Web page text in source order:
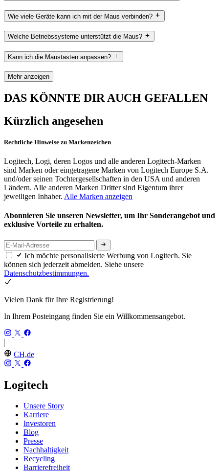
Wie viele Geräte kann ich mit der Maus verbinden?
Welche Betriebssysteme unterstützt die Maus?
Kann ich die Maustasten anpassen?
Mehr anzeigen
DAS KÖNNTE DIR AUCH GEFALLEN
Kürzlich angesehen
Rechtliche Hinweise zu Markenzeichen
Logitech, Logi, deren Logos und alle anderen Logitech-Marken
sind Marken oder eingetragene Marken von Logitech Europe S.A.
und/oder seinen Tochtergesellschaften in den USA und anderen
Ländern. Alle anderen Marken Dritter sind Eigentum ihrer
jeweiligen Inhaber. Alle Marken anzeigen
Abonnieren Sie unseren Newsletter, um Ihr Sonderangebot und
exklusive Vorteile zu erhalten.
Ich möchte personalisierte Werbung von Logitech. Sie
können sich jederzeit abmelden. Siehe unsere
Datenschutzbestimmungen.
Vielen Dank für Ihre Registrierung!
In Ihrem Posteingang finden Sie ein Willkommensangebot.
CH,de
Logitech
Unsere Story
Karriere
Investoren
Blog
Presse
Nachhaltigkeit
Recycling
Barrierefreiheit